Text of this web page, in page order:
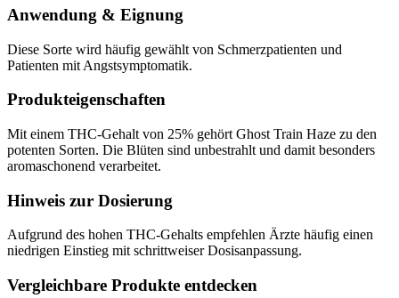
Anwendung & Eignung
Diese Sorte wird häufig gewählt von Schmerzpatienten und
Patienten mit Angstsymptomatik.
Produkteigenschaften
Mit einem THC-Gehalt von 25% gehört Ghost Train Haze zu den
potenten Sorten. Die Blüten sind unbestrahlt und damit besonders
aromaschonend verarbeitet.
Hinweis zur Dosierung
Aufgrund des hohen THC-Gehalts empfehlen Ärzte häufig einen
niedrigen Einstieg mit schrittweiser Dosisanpassung.
Vergleichbare Produkte entdecken